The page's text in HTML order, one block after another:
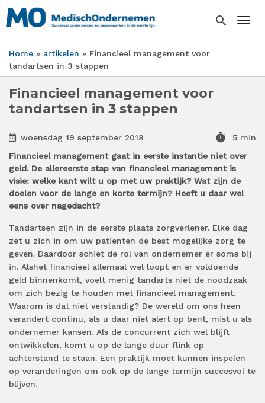
Overslaan
en
inhoud
gaan
search
Kruimelpad
Home artikelen
Financieel management voor
tandartsen in 3 stappen
Financieel management voor
tandartsen in 3 stappen
woensdag 19 september 2018 timer
5 min
Financieel management gaat in eerste instantie niet over
geld. De allereerste stap van financieel management is
visie: welke kant wilt u op met uw praktijk? Wat zijn de
doelen voor de lange en korte termijn? Heeft u daar wel
eens over nagedacht?
Tandartsen zijn in de eerste plaats zorgverlener. Elke dag
zet u zich in om uw patiënten de best mogelijke zorg te
geven. Daardoor schiet de rol van ondernemer er soms bij
in. Alshet financieel allemaal wel loopt en er voldoende
geld binnenkomt, voelt menig tandarts niet de noodzaak
om zich bezig te houden met financieel management.
Waarom is dat niet verstandig? De wereld om ons heen
verandert continu, als u daar niet alert op bent, mist u als
ondernemer kansen. Als de concurrent zich wel blijft
ontwikkelen, komt u op de lange duur flink op
achterstand te staan. Een praktijk moet kunnen inspelen
op veranderingen om ook op de lange termijn succesvol te
blijven.